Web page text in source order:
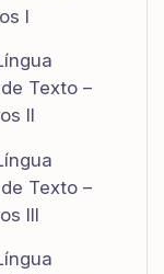
I
Texto –
II
Texto –
III